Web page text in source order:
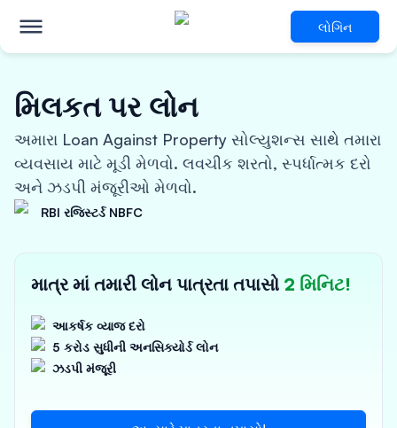
લોગિન
મિલકત પર લોન
અમારા Loan Against Property સોલ્યુશન્સ સાથે તમારા
વ્યવસાય માટે મૂડી મેળવો. લવચીક શરતો, સ્પર્ધાત્મક દરો
અને ઝડપી મંજૂરીઓ મેળવો.
RBI રજિસ્ટર્ડ NBFC
માત્ર માં તમારી લોન પાત્રતા તપાસો 2 મિનિટ!
આકર્ષક વ્યાજ દરો
5 કરોડ સુધીની અનસિક્યોર્ડ લોન
ઝડપી મંજૂરી